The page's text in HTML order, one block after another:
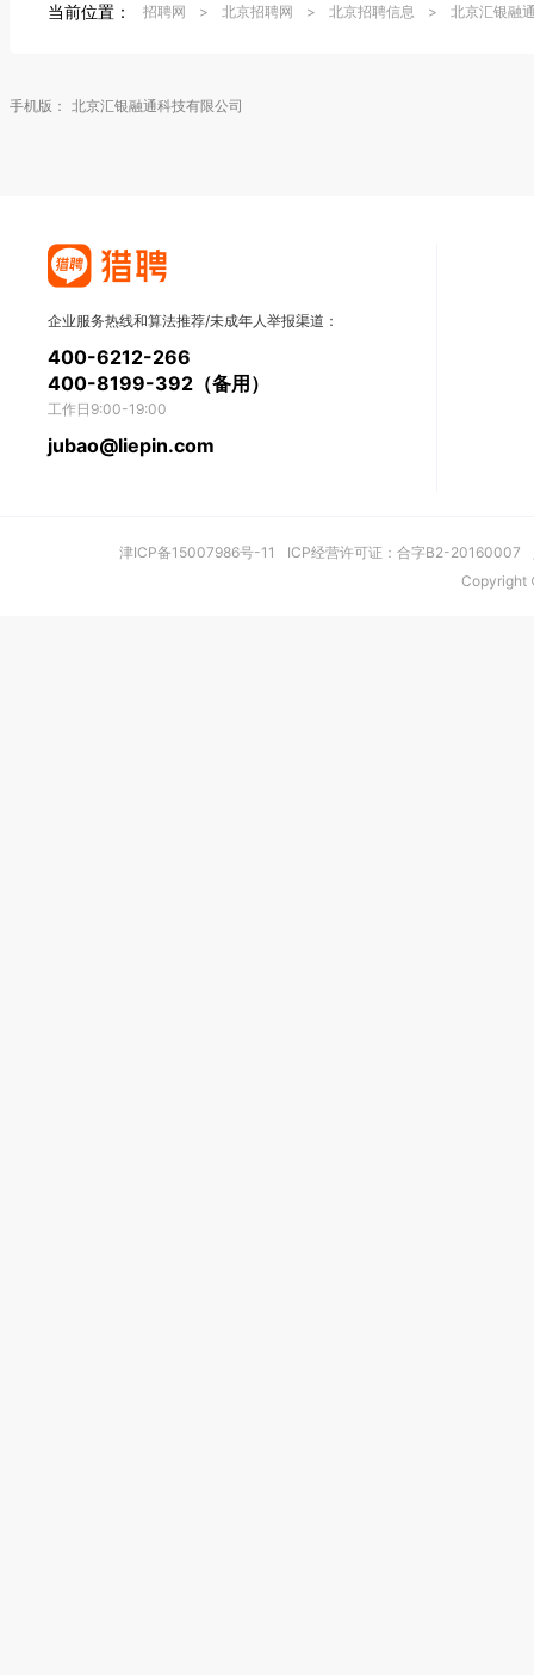
当前位置： 招聘网 > 北京招聘网 > 北京招聘信息 > 北京汇银融
手机版： 北京汇银融通科技有限公司